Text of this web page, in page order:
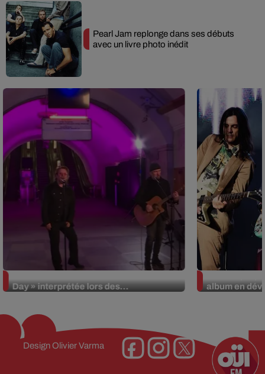
Pearl Jam replonge dans ses débuts
avec un livre photo inédit
Day » interprétée lors des...
album en
Design Olivier Varma